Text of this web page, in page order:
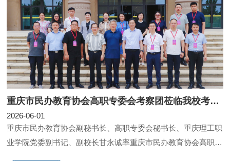
重庆市民办教育协会高职专委会考察团莅临我校考察交流
2026-06-01
重庆市民办教育协会副秘书长、高职专委会秘书长、重庆理工职
业学院党委副书记、副校长甘永诚率重庆市民办教育协会高职专